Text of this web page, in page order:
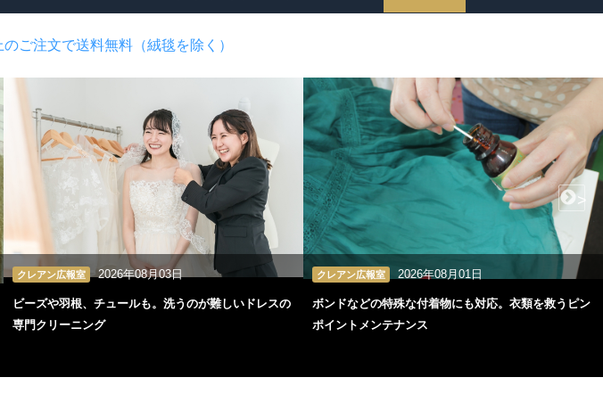
ご注文で送料無料（絨毯を除く）
クレアン広報室 2026年08月03日
ビーズや羽根、チュールも。洗うのが難しいドレスの
専門クリーニング
クレアン広報室 2026年08月01日
ボンドなどの特殊な付着物にも対応。衣類を救うピン
ポイントメンテナンス
>